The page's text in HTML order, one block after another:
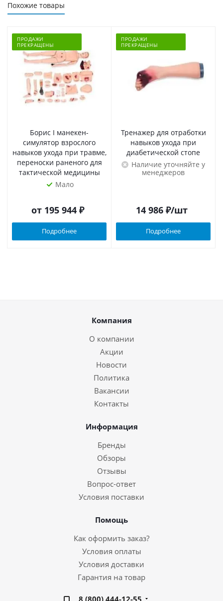
Похожие товары
ПРОДАЖИ
ПРЕКРАЩЕНЫ
Борис I манекен-
симулятор взрослого
навыков ухода при травме,
переноски раненого для
тактической медицины
Мало
от 195 944 ₽
Подробнее
ПРОДАЖИ
ПРЕКРАЩЕНЫ
Тренажер для отработки
навыков ухода при
диабетической стопе
Наличие уточняйте у
менеджеров
14 986₽/шт
Подробнее
Компания
О компании
Акции
Новости
Политика
Вакансии
Контакты
Информация
Бренды
Обзоры
Отзывы
Вопрос-ответ
Условия поставки
Помощь
Как оформить заказ?
Условия оплаты
Условия доставки
Гарантия на товар
8 (800) 444-12-55